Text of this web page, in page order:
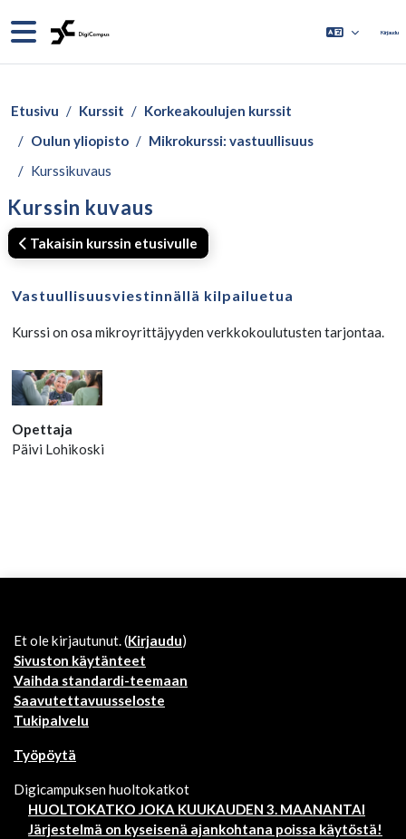
Sivupaneeli Kirjaudu
Etusivu Kurssit
Korkeakoulujen kurssit
Oulun yliopisto
Mikrokurssi: vastuullisuus
Kurssikuvaus
Kurssin kuvaus
Takaisin kurssin etusivulle
Vastuullisuusviestinnällä kilpailuetua
Kurssi on osa mikroyrittäjyyden verkkokoulutusten tarjontaa.
Opettaja
Päivi Lohikoski
Et ole kirjautunut. (Kirjaudu)
Sivuston käytänteet
Vaihda standardi-teemaan
Saavutettavuusseloste
Tukipalvelu
Työpöytä
Digicampuksen huoltokatkot
HUOLTOKATKO JOKA KUUKAUDEN 3. MAANANTAI
Järjestelmä on kyseisenä ajankohtana poissa käytöstä!